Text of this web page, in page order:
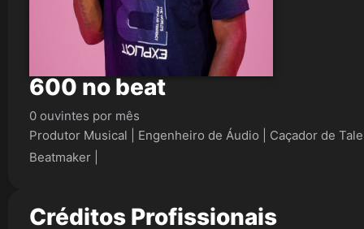
600 no beat
0 ouvintes por mês
Produtor Musical | Engenheiro de Áudio | Caçador de
Beatmaker |
Créditos Profissionais